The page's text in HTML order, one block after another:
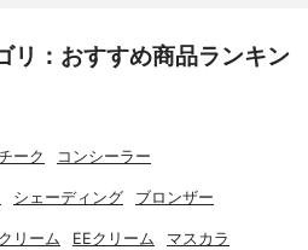
リ：おすすめ商品ランキン
ーク コンシーラー
シェーディング ブロンザー
リーム EEクリーム マスカラ